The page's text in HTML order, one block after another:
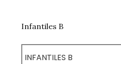
Infantiles B
INFANTILES B